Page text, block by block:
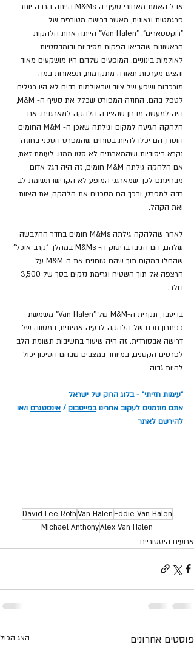
אבל האמת מאחורי סעיף ה-M&Ms הייתה הרבה יותר
פרגמטית וגאונית, מאשר דרישה מטורפת של
"רוקסטארים". "Van Halen" הייתה אחת הלהקות
הראשונות שהביאו הפקות מסיביות ובומבסטיות
לאולמות בינוניים. המופעים שלהם היו מושקעים מאוד
והציגו מערכות תאורה מתקדמות, תפאורות במה
מורכבות ושפע של ציוד שבאולמות רבים לא היו רגילים
לטפל בהם. החוזה המפורט שכלל את סעיף ה- M&M,
היה למעשה מבחן שהציבה הלהקה למארגנים. אם
הלהקה הגיעה למקום וגילתה שאכן ה- M&M החומים
הוסרו, הם יכלו להיות בטוחים שהמפרט הטכני בחוזה
נקרא ביסודיות ושהמארגנים לא סטו ממנו. לעומת זאת,
אם הלהקה גילתה M&M חומים, זה היה דגל אדום
מבחינתם לכך שמארגני המופע לא הקדישו תשומת לב
רבה למפרט, ובכך הם מסכנים את הלהקה, את הצוות
ואת הקהל.
לאחר שהלהקה גילתה M&Ms חומים בחדר ההלבשה
שלהם, הם הגיבו בריסוק ה- M&Ms במהלך "קרב אוכל"
שהחלו במקום תוך שהם טוחנים את ה-M&M על
דולר.
בדיעבד, תקרית ה-M&M של "Van Halen" משמשת
כפתרון חכם של הלהקה לבעיה אמיתית, במסווה של
דרישה אבסורדית. זה היה שיעור בחשיבות תשומת הלב
לפרטים הקטנים, במיוחד במצבים שבהם הסיכון יכול
להיות גבוה.
"עימות חזיתי" - בלוג הרוק של ישראל
אתם מוזמנים לעקוב אחרינו בפייסבוק / אינסטגרם ו/או
להירשם לאתר
Eddie Van Halen
Van Halen
David Lee Roth
Alex Van Halen
Michael Anthony
ארועים היסטוריים
פוסטים אחרונים הצג הכול